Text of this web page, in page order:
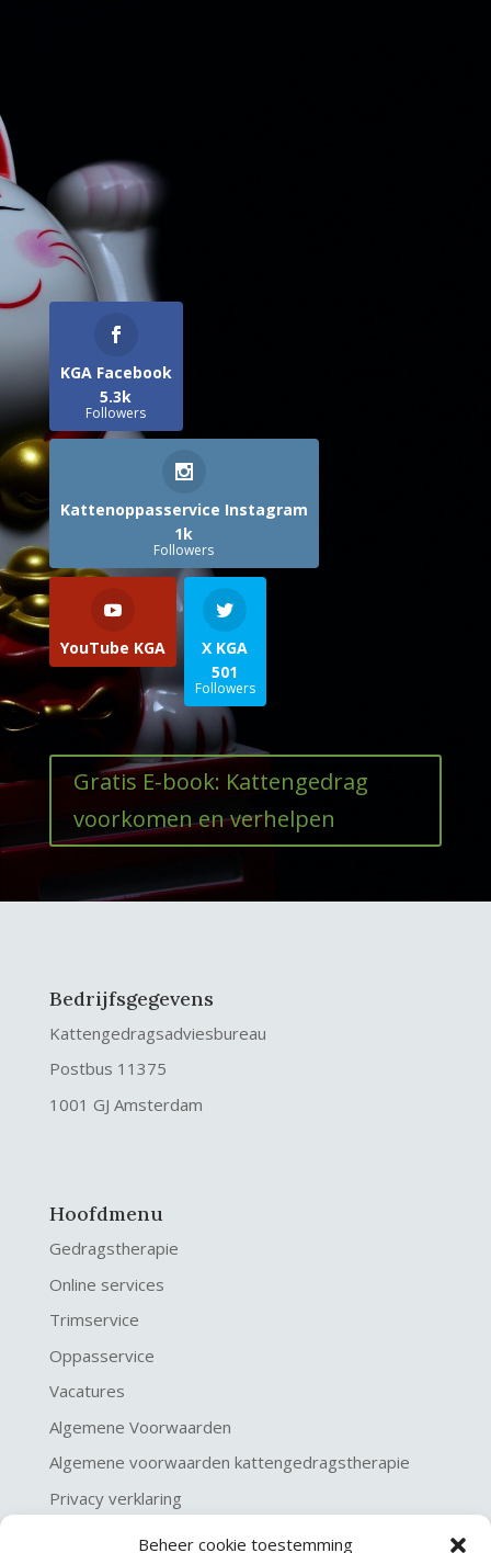
Beheer cookie toestemming
KGA Facebook
5.3k
Followers
Kattenoppasservice Instagram
1k
Followers
YouTube KGA
X KGA
501
Followers
Gratis E-book: Kattengedrag
voorkomen en verhelpen
Bedrijfsgegevens
Kattengedragsadviesbureau
Postbus 11375
1001 GJ Amsterdam
Hoofdmenu
Gedragstherapie
Online services
Trimservice
Oppasservice
Vacatures
Algemene Voorwaarden
Algemene voorwaarden kattengedragstherapie
Privacy verklaring
Disclaimer & Copyright